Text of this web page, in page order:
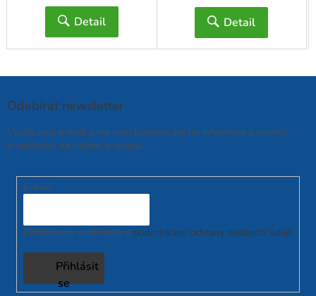
Detail Detail
Odebírat newsletter
Vložte svůj e-mail a my vám budeme zasílat informace o nových
produktech na našem e-shopu.
E-mail
Přihlášením souhlasíte s podmínkami ochrany osobních údajů
Přihlásit
se